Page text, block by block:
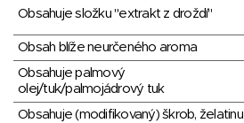
Obsahuje složku "extrakt z droždí"
Obsah blíže neurčeného aroma
Obsahuje palmový
olej/tuk/palmojádrový tuk
Obsahuje (modifikovaný) škrob, želatinu